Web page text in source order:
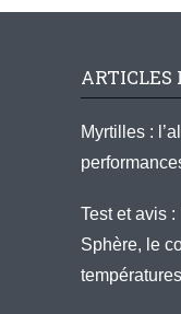
ARTICLES
Myrtilles :
Test et avis
Sphère, le